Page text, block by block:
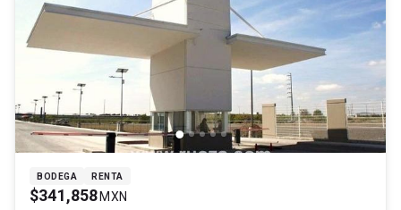
BODEGA RENTA
$341,858 MXN